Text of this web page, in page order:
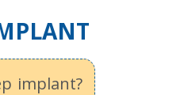
implant?